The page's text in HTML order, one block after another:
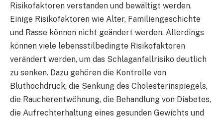
Risikofaktoren verstanden und bewältigt werden.
Einige Risikofaktoren wie Alter, Familiengeschichte
und Rasse können nicht geändert werden. Allerdings
können viele lebensstilbedingte Risikofaktoren
verändert werden, um das Schlaganfallrisiko deutlich
zu senken. Dazu gehören die Kontrolle von
Bluthochdruck, die Senkung des Cholesterinspiegels,
die Raucherentwöhnung, die Behandlung von Diabetes,
die Aufrechterhaltung eines gesunden Gewichts und